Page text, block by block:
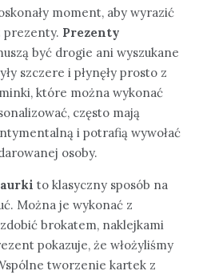
moment, aby wyrazić
prezenty. Prezenty
być drogie ani wyszukane
szczere i płynęły prosto z
które można wykonać
często mają
i potrafią wywołać
osoby.
to klasyczny sposób na
Można je wykonać z
brokatem, naklejkami
pokazuje, że włożyliśmy
tworzenie kartek z